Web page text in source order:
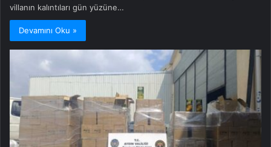
villanın kalıntıları gün yüzüne…
Devamını Oku »